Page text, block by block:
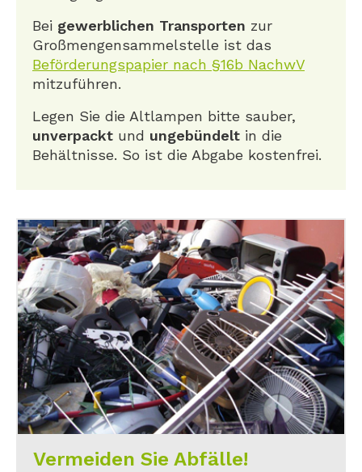
Bei gewerblichen Transporten zur
Großmengensammelstelle ist das
Beförderungspapier nach §16b NachwV
mitzuführen.
Legen Sie die Altlampen bitte sauber,
unverpackt und ungebündelt in die
Behältnisse. So ist die Abgabe kostenfrei.
Vermeiden Sie Abfälle!